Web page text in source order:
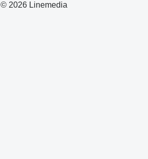
© 2026 Linemedia